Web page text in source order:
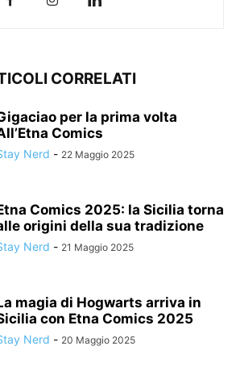
CORRELATI
per la prima volta
Comics
Nerd - 22 Maggio 2025
Comics 2025: la Sicilia torna
origini della sua tradizione
Nerd - 21 Maggio 2025
magia di Hogwarts arriva in
con Etna Comics 2025
Nerd - 20 Maggio 2025